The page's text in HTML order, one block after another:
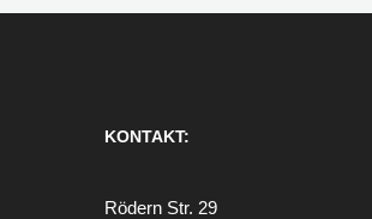
KONTAKT:
Rödern Str. 29